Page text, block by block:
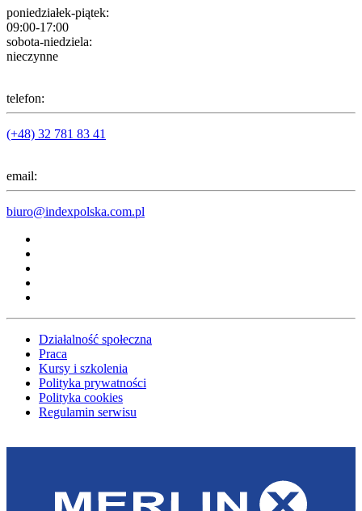
poniedziałek-piątek:
09:00-17:00
sobota-niedziela:
nieczynne
telefon:
(+48) 32 781 83 41
email:
biuro@indexpolska.com.pl
Działalność społeczna
Praca
Kursy i szkolenia
Polityka prywatności
Polityka cookies
Regulamin serwisu